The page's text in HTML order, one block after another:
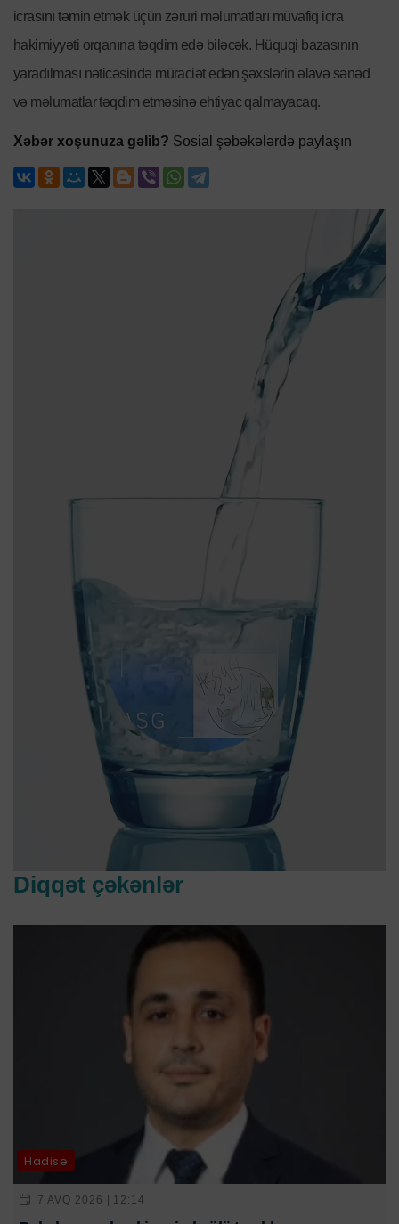
icrasını təmin etmək üçün zəruri məlumatları müvafiq icra
hakimiyyəti orqanına təqdim edə biləcək. Hüquqi bazasının
yaradılması nəticəsində müraciət edən şəxslərin əlavə sənəd
və məlumatlar təqdim etməsinə ehtiyac qalmayacaq.
Xəbər xoşunuza gəlib? Sosial şəbəkələrdə paylaşın
Diqqət çəkənlər
Hadisə
7 AVQ 2026 | 12:14